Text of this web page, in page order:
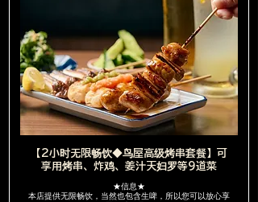
【2小时无限畅饮◆鸟屋高级烤串套餐】可
享用烤串、炸鸡、姜汁天妇罗等9道菜
★信息★
本店提供无限畅饮，当然也包含生啤，所以您可以放心享